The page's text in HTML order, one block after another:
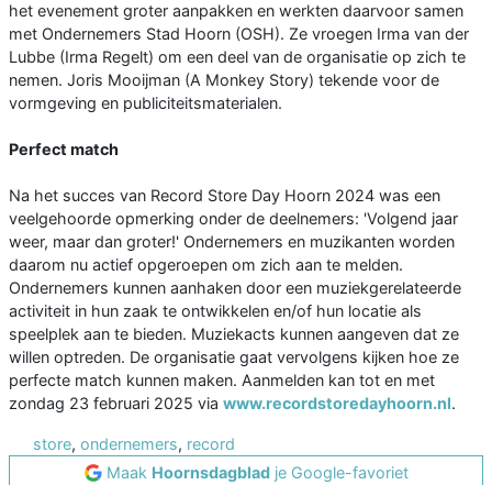
het evenement groter aanpakken en werkten daarvoor samen
met Ondernemers Stad Hoorn (OSH). Ze vroegen Irma van der
Lubbe (Irma Regelt) om een deel van de organisatie op zich te
nemen. Joris Mooijman (A Monkey Story) tekende voor de
vormgeving en publiciteitsmaterialen.
Perfect match
Na het succes van Record Store Day Hoorn 2024 was een
veelgehoorde opmerking onder de deelnemers: 'Volgend jaar
weer, maar dan groter!' Ondernemers en muzikanten worden
daarom nu actief opgeroepen om zich aan te melden.
Ondernemers kunnen aanhaken door een muziekgerelateerde
activiteit in hun zaak te ontwikkelen en/of hun locatie als
speelplek aan te bieden. Muziekacts kunnen aangeven dat ze
willen optreden. De organisatie gaat vervolgens kijken hoe ze
perfecte match kunnen maken. Aanmelden kan tot en met
zondag 23 februari 2025 via www.recordstoredayhoorn.nl.
store, ondernemers, record
Maak Hoornsdagbladje Google-favoriet